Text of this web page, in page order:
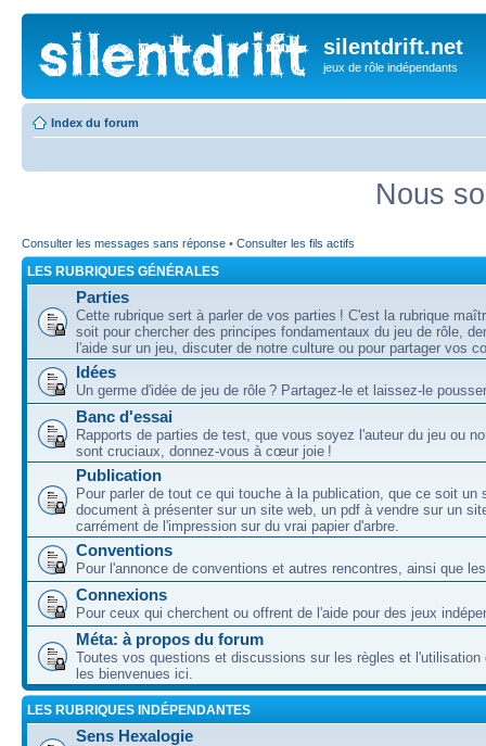
silentdrift.net
jeux de rôle indépendants
Index du forum
Nous
Consulter les messages sans réponse • Consulter les fils actifs
LES RUBRIQUES GÉNÉRALES
Parties
Cette rubrique sert à parler de vos parties ! C'est la rubrique
soit pour chercher des principes fondamentaux du jeu de rôle,
l'aide sur un jeu, discuter de notre culture ou pour partager vos
Idées
Un germe d'idée de jeu de rôle ? Partagez-le et laissez-le
Banc d'essai
Rapports de parties de test, que vous soyez l'auteur du jeu ou
sont cruciaux, donnez-vous à cœur joie !
Publication
Pour parler de tout ce qui touche à la publication, que ce soit un
document à présenter sur un site web, un pdf à vendre sur un
carrément de l'impression sur du vrai papier d'arbre.
Conventions
Pour l'annonce de conventions et autres rencontres, ainsi que
Connexions
Pour ceux qui cherchent ou offrent de l'aide pour des jeux
Méta: à propos du forum
Toutes vos questions et discussions sur les règles et l'utilisation
les bienvenues ici.
LES RUBRIQUES INDÉPENDANTES
Sens Hexalogie